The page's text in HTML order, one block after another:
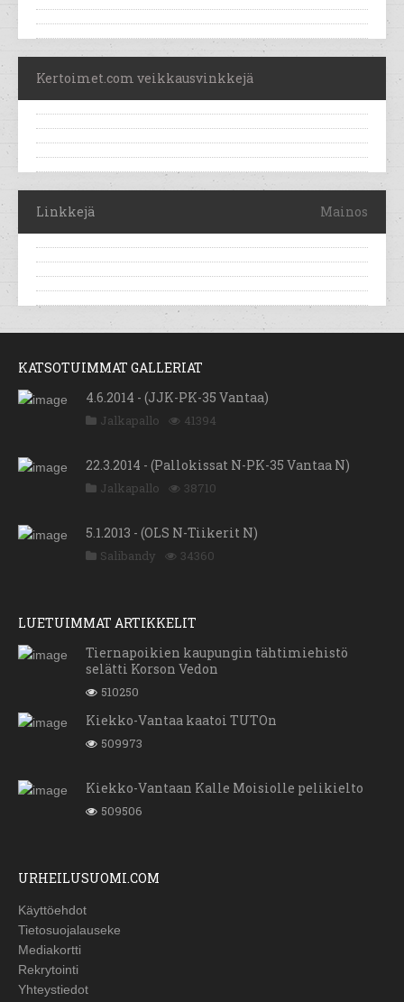
Kertoimet.com veikkausvinkkejä
Linkkejä Mainos
KATSOTUIMMAT GALLERIAT
4.6.2014 - (JJK-PK-35 Vantaa)
Jalkapallo 41394
22.3.2014 - (Pallokissat N-PK-35 Vantaa N)
Jalkapallo 38710
5.1.2013 - (OLS N-Tiikerit N)
Salibandy 34360
LUETUIMMAT ARTIKKELIT
Tiernapoikien kaupungin tähtimiehistö
selätti Korson Vedon
510250
Kiekko-Vantaa kaatoi TUTOn
509973
Kiekko-Vantaan Kalle Moisiolle pelikielto
509506
URHEILUSUOMI.COM
Käyttöehdot
Tietosuojalauseke
Mediakortti
Rekrytointi
Yhteystiedot